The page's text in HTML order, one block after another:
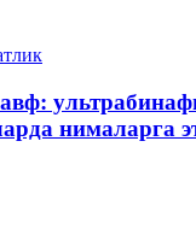
нималарга